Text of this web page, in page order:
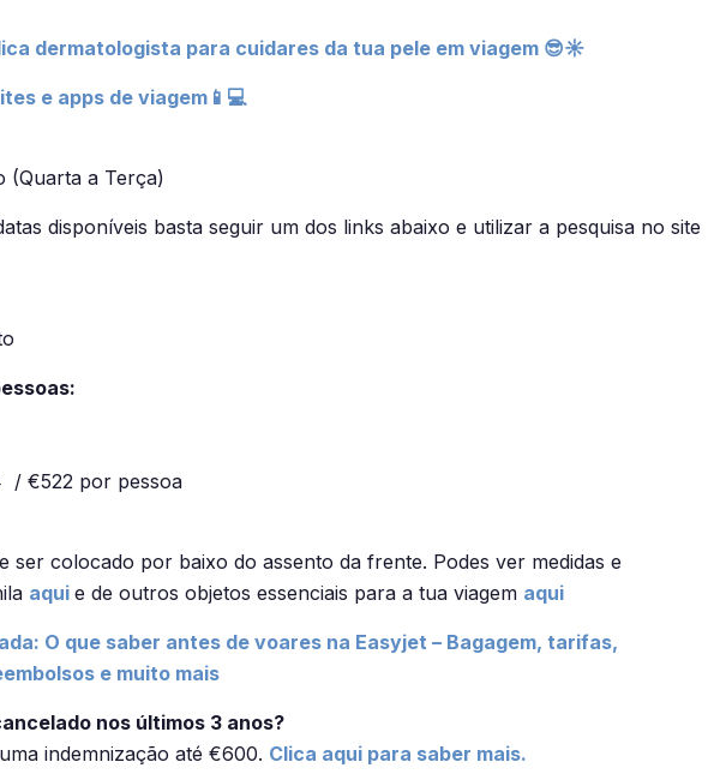
dermatologista para cuidares da tua pele em viagem 😎☀
e apps de viagem📱💻
(Quarta a Terça)
disponíveis basta seguir um dos links abaixo e utilizar a pesquisa no site
/ €522 por pessoa
ser colocado por baixo do assento da frente. Podes ver medidas e
aqui e de outros objetos essenciais para a tua viagem aqui
O que saber antes de voares na Easyjet – Bagagem, tarifas,
e muito mais
nos últimos 3 anos?
indemnização até €600. Clica aqui para saber mais.